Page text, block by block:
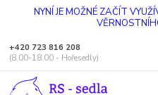
NYNÍ JE MOŽNÉ ZAČÍT
+420 723 816 208
(8.00-18.00 - Hořesedly)